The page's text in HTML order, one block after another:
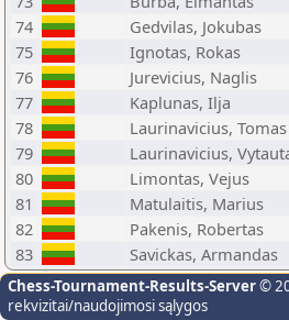
74
Gedvilas, Jokubas
75
Ignotas, Rokas
76
Jurevicius, Naglis
77
Kaplunas, Ilja
78
Laurinavicius,
79
Laurinavicius,
80
Limontas, Vejus
81
Matulaitis, Marius
82
Pakenis, Robertas
83
Savickas, Armandas
Chess-Tournament-Results-Server©
rekvizitai/naudojimosi sąlygos